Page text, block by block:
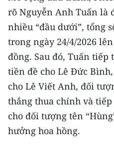
Infographic
TIN MỚI
TIN ĐỊA PHƯƠNG
Trung du và miền núi
Đồng bằng sông Hồng
rõ Nguyễn Anh Tuấn là
nhiều “đầu dưới”, tổng
trong ngày 24/4/2026
đồng. Sau đó, Tuấn tiếp
tiền đề cho Lê Đức
cho Lê Viết Anh, đối
thắng thua chính và
cho đối tượng tên
hưởng hoa hồng.